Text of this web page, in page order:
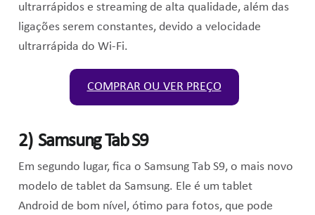
ultrarrápidos e streaming de alta qualidade, além das
ligações serem constantes, devido a velocidade
ultrarrápida do Wi-Fi.
COMPRAR OU VER PREÇO
2) Samsung Tab S9
Em segundo lugar, fica o Samsung Tab S9, o mais novo
modelo de tablet da Samsung. Ele é um tablet
Android de bom nível, ótimo para fotos, que pode